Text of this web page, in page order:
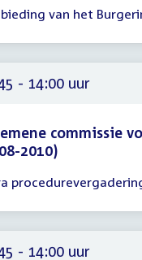
van het
- 14:00 uur
commissie
2010)
- 14:00 uur